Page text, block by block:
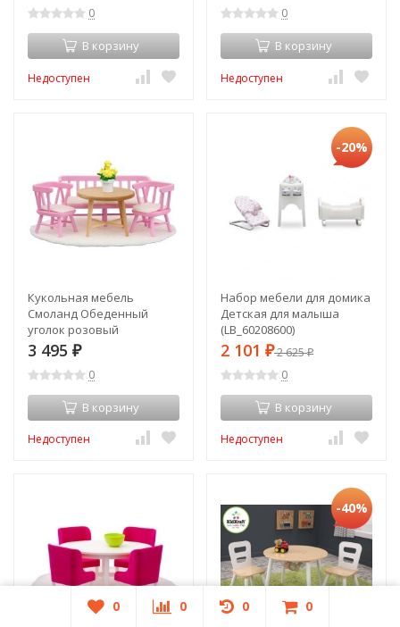
0
В корзину
Недоступен
0
В корзину
Недоступен
Кукольная мебель
Смоланд Обеденный
уголок розовый
(LB_60207900)
3 495 ₽
0
В корзину
Недоступен
-20%
Набор мебели для домика
Детская для малыша
(LB_60208600)
2 101 ₽2 625₽
0
В корзину
Недоступен
-40%
0 0 0 0